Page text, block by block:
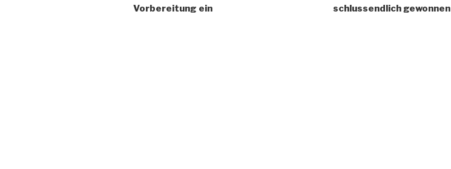
Vorbereitung ein
schlussendlich gewonnen